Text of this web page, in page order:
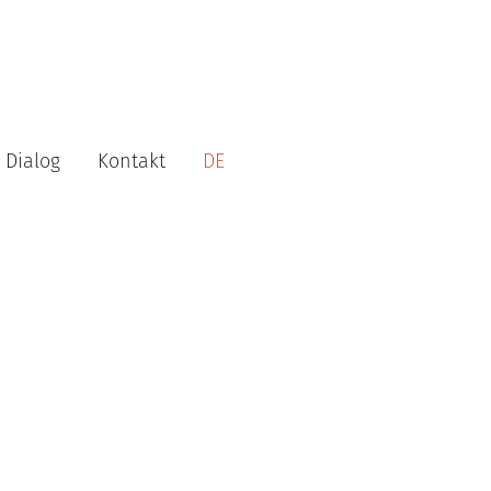
Dialog Kontakt DE